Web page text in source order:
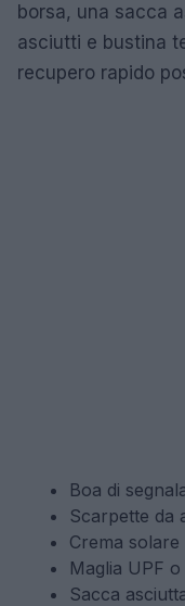
borsa, una sacca
asciutti e bustina
recupero rapido
Boa di
Scarpette da
Crema solare
Maglia UPF
Sacca